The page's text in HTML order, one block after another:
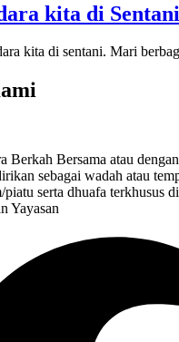
kita di Sentani
kita di sentani. Mari
Berkah Bersama atau
sebagai wadah atau
serta dhuafa terkhusus
Yayasan